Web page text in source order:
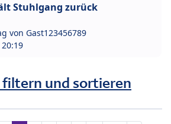
Stuhlgang zurück
von Gast123456789
und sortieren